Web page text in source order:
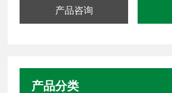
产品咨询
产品分类